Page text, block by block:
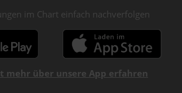
im Chart einfach nachverfolgen
mehr über unsere App erfahren